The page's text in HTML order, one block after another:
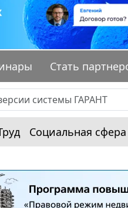
Стать
Социальная сфера